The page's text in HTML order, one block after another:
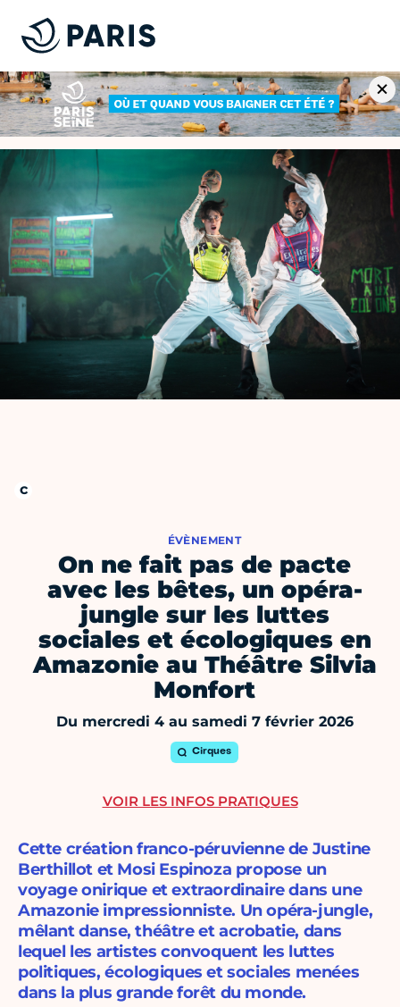
ÉVÈNEMENT
On ne fait pas de pacte
avec les bêtes, un opéra-
jungle sur les luttes
sociales et écologiques en
Amazonie au Théâtre Silvia
Monfort
Du mercredi 4 au samedi 7 février 2026
Cirques
Cette création franco-péruvienne de Justine
Berthillot et Mosi Espinoza propose un
voyage onirique et extraordinaire dans une
Amazonie impressionniste. Un opéra-jungle,
mêlant danse, théâtre et acrobatie, dans
lequel les artistes convoquent les luttes
politiques, écologiques et sociales menées
dans la plus grande forêt du monde.
VOIR LES INFOS PRATIQUES